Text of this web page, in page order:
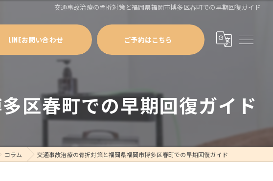
交通事故治療の骨折対策と福岡県福岡市博多区春町での早期回復ガイド
LINEお問い合わせ ご予約はこちら
区春町での早期回復ガイド
コラム 交通事故治療の骨折対策と福岡県福岡市博多区春町での早期回復ガイド